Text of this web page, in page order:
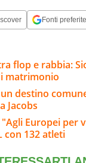
Fonti preferite
flop e rabbia:
matrimonio
destino
Jacobs
Europei per
con 132 atleti